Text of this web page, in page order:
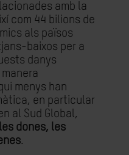
amb la
com 44 bilions de
als països
baixos per a
danys
menys han
en particular
al Sud Global,
les dones, les
.